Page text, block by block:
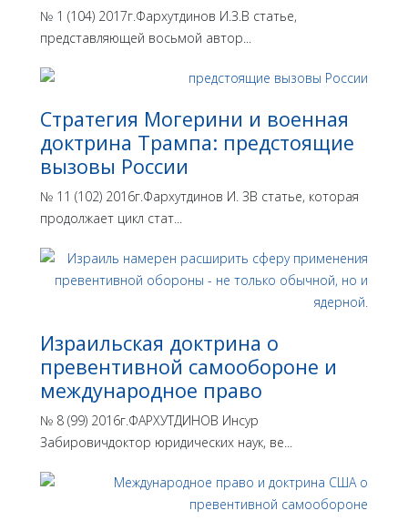
№ 1 (104) 2017г.Фархутдинов И.З.В статье,
представляющей восьмой автор...
Стратегия Могерини и военная
доктрина Трампа: предстоящие
вызовы России
№ 11 (102) 2016г.Фархутдинов И. ЗВ статье, которая
продолжает цикл стат...
Израильская доктрина o
превентивной самообороне и
международное право
№ 8 (99) 2016г.ФАРХУТДИНОВ Инсур
Забировичдоктор юридических наук, ве...